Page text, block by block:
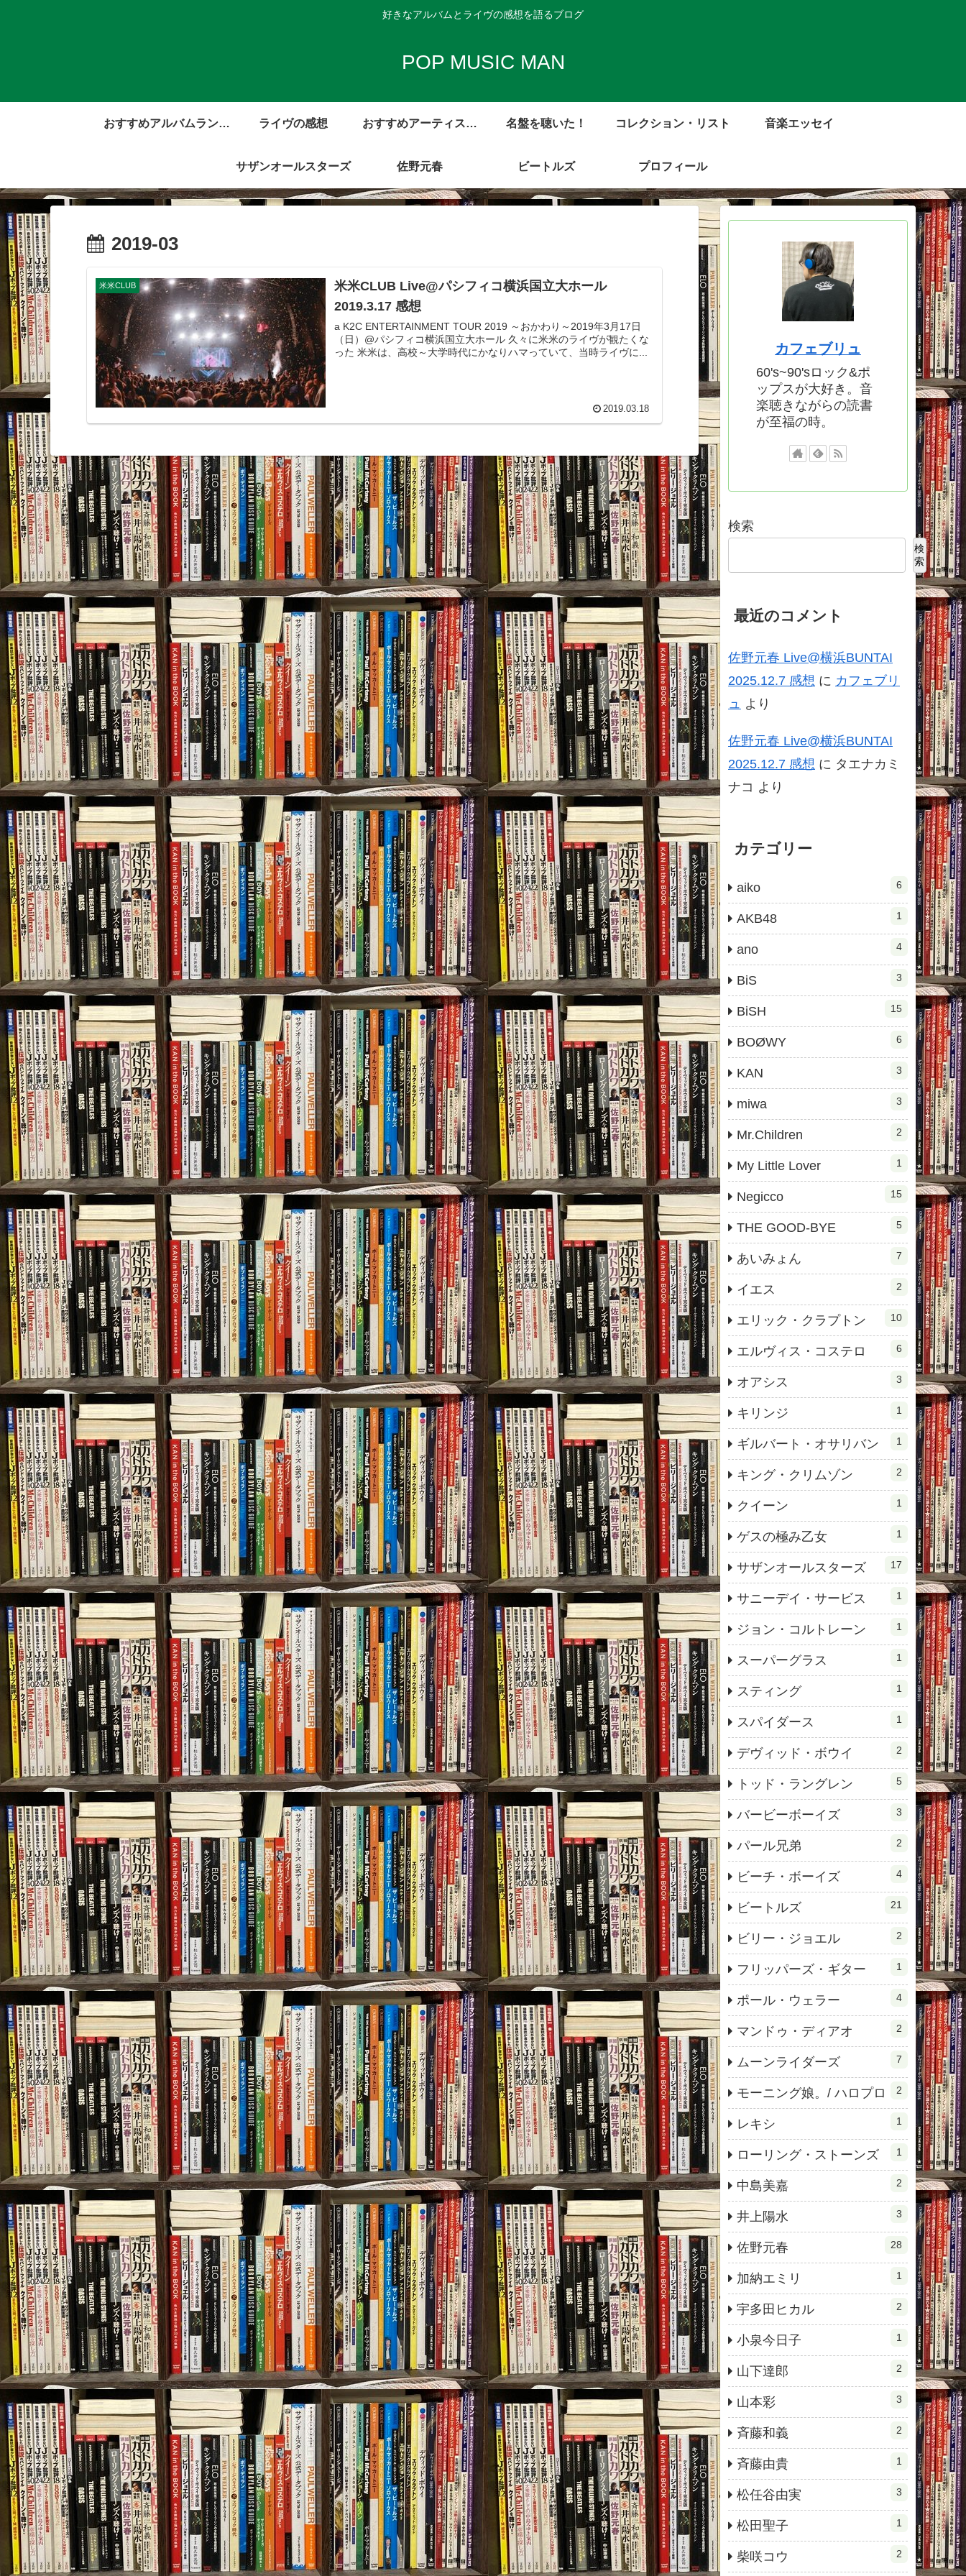
好きなアルバムとライヴの感想を語るブログ
POP MUSIC MAN
おすすめアルバムランキ ライヴの感想 おすすめアーティスト
アルバム・レビュー集
名盤を聴いた！ コレクション・リスト 音楽エッセイ
サザンオールスターズ 佐野元春 ビートルズ プロフィール
2019-03
米米CLUB
米米CLUB Live@パシフィコ横浜国立大ホール
2019.3.17 感想
a K2C ENTERTAINMENT TOUR 2019 ～おかわり～2019年3月17日
（日）@パシフィコ横浜国立大ホール 久々に米米のライヴが観たくな
った 米米は、高校～大学時代にかなりハマっていて、当時ライヴに...
2019.03.18
カフェブリュ
60's~90'sロック&ポ
ップスが大好き。音
楽聴きながらの読書
が至福の時。
検索
検
索
最近のコメント
佐野元春 Live@横浜BUNTAI
2025.12.7 感想 に カフェブリ
ュ より
佐野元春 Live@横浜BUNTAI
2025.12.7 感想 に タエナカミ
ナコ より
カテゴリー
aiko 6
AKB48 1
ano 4
BiS 3
BiSH 15
BOØWY 6
KAN 3
miwa 3
Mr.Children 2
My Little Lover 1
Negicco 15
THE GOOD-BYE 5
あいみょん 7
イエス 2
エリック・クラプトン 10
エルヴィス・コステロ 6
オアシス 3
キリンジ 1
ギルバート・オサリバン 1
キング・クリムゾン 2
クイーン 1
ゲスの極み乙女 1
サザンオールスターズ 17
サニーデイ・サービス 1
ジョン・コルトレーン 1
スーパーグラス 1
スティング 1
スパイダース 1
デヴィッド・ボウイ 2
トッド・ラングレン 5
バービーボーイズ 3
パール兄弟 2
ビーチ・ボーイズ 4
ビートルズ 21
ビリー・ジョエル 2
フリッパーズ・ギター 1
ポール・ウェラー 4
マンドゥ・ディアオ 2
ムーンライダーズ 7
モーニング娘。/ ハロプロ 2
レキシ 1
ローリング・ストーンズ 1
中島美嘉 2
井上陽水 3
佐野元春 28
加納エミリ 1
宇多田ヒカル 2
小泉今日子 1
山下達郎 2
山本彩 3
斉藤和義 2
斉藤由貴 1
松任谷由実 3
松田聖子 1
柴咲コウ 2